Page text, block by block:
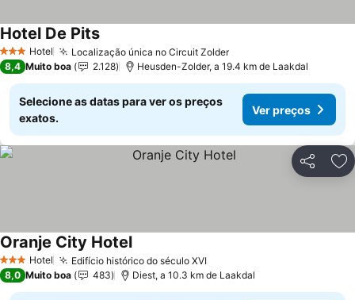
3 EstrelasHotel Localização única no Circuit ZolderVer preços
Hotel De PitsVer preços
8,4 Muito boa 2.128 Heusden-Zolder, a 19.4 km de Laakdal
Selecione as datas para ver os preços
exatos.
Ver preços
Partilhar
3 EstrelasHotel Edifício histórico do século XVIVer preços
Oranje City HotelVer preços
8,0 Muito boa 483 Diest, a 10.3 km de Laakdal